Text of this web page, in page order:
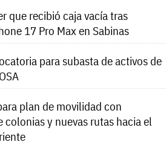
que recibió caja vacía tras
17 Pro Max en Sabinas
para subasta de activos de
plan de movilidad con
colonias y nuevas rutas hacia el